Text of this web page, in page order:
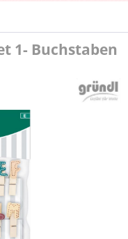
1- Buchstaben